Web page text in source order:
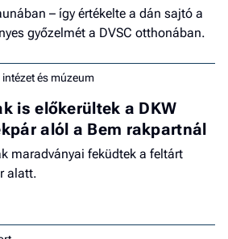
– így értékelte a dán sajtó a
győzelmét a DVSC otthonában.
és múzeum
is előkerültek a DKW
alól a Bem rakpartnál
maradványai feküdtek a feltárt
alatt.